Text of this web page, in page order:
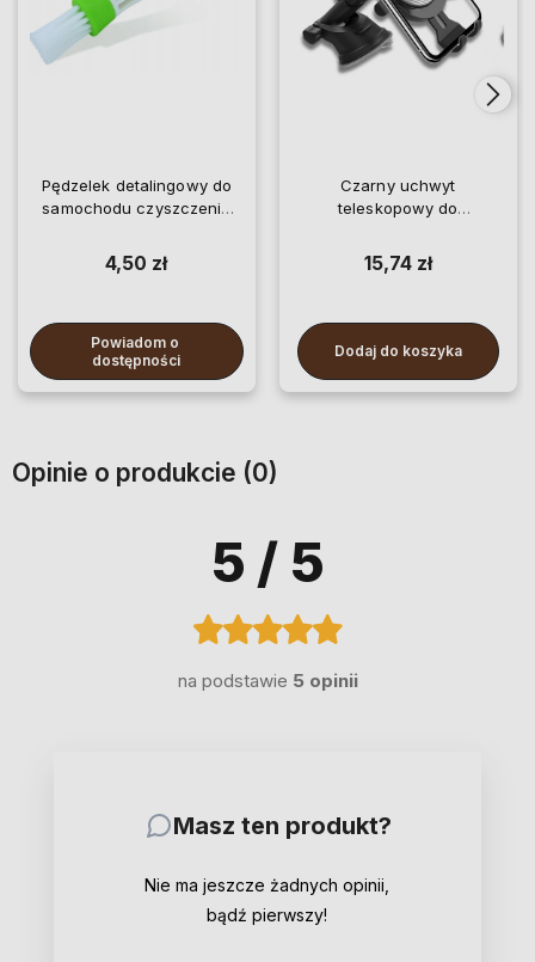
Pędzelek detalingowy do
samochodu czyszczenia
4,50 zł
Powiadom o
dostępności
Czarny uchwyt
teleskopowy do
15,74 zł
Dodaj do koszyka
Opinie o produkcie (0)
5 / 5
na podstawie 5 opinii
Masz ten produkt?
Nie ma jeszcze żadnych opinii,
bądź pierwszy!